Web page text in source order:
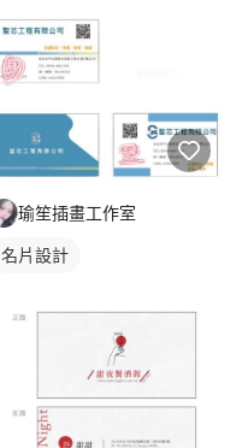
瑜笙插畫工作室
名片設計